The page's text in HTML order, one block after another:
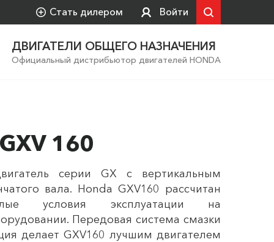
Стать дилером Войти
ДВИГАТЕЛИ ОБЩЕГО НАЗНАЧЕНИЯ
Официальный дистрибьютор двигателей HONDA
160
серии GX с вертикальным
вала. Honda GXV160 рассчитан
условия эксплуатации на
Передовая система смазки
делает GXV160 лучшим двигателем